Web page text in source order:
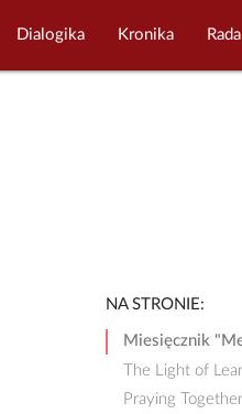
Dialogika Kronika Rada
NA STRONIE:
Miesięcznik
The Light of
Praying